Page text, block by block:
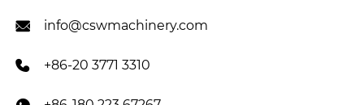
 info@cswmachinery.com
 +86-20 3771 3310